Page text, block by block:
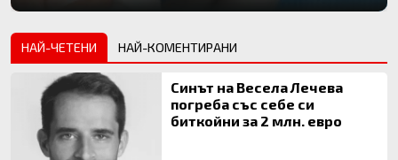
НАЙ-ЧЕТЕНИ НАЙ-КОМЕНТИРАНИ
Синът на Весела Лечева
погреба със себе си
биткойни за 2 млн. евро